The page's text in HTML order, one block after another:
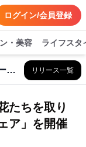
ログイン/会員登録
・美容 ライフスタ
株式会社ジャパン・フラワー・コーポレーション リリース一覧
たちを取り
ア」を開催